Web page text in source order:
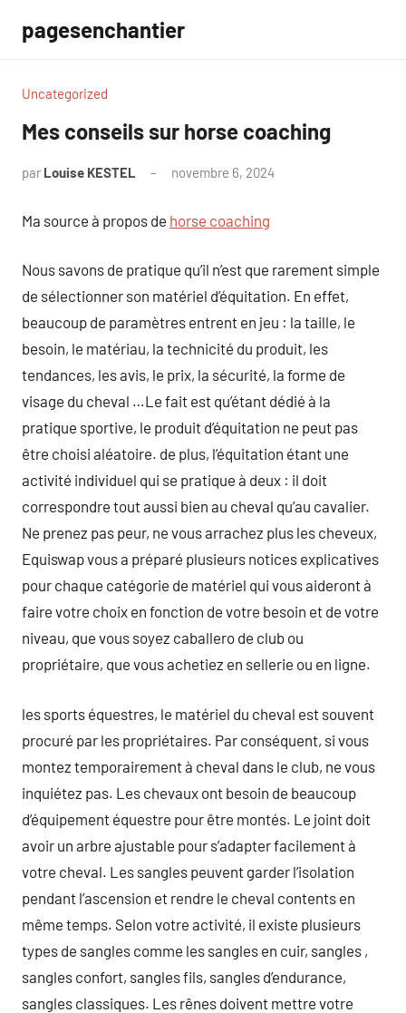
contenu
pagesenchantier
Uncategorized
Mes conseils sur horse coaching
par Louise KESTEL novembre 6, 2024
Ma source à propos de horse coaching
Nous savons de pratique qu’il n’est que rarement simple
de sélectionner son matériel d’équitation. En effet,
beaucoup de paramètres entrent en jeu : la taille, le
besoin, le matériau, la technicité du produit, les
tendances, les avis, le prix, la sécurité, la forme de
visage du cheval …Le fait est qu’étant dédié à la
pratique sportive, le produit d’équitation ne peut pas
être choisi aléatoire. de plus, l’équitation étant une
activité individuel qui se pratique à deux : il doit
correspondre tout aussi bien au cheval qu’au cavalier.
Ne prenez pas peur, ne vous arrachez plus les cheveux,
Equiswap vous a préparé plusieurs notices explicatives
pour chaque catégorie de matériel qui vous aideront à
faire votre choix en fonction de votre besoin et de votre
niveau, que vous soyez caballero de club ou
propriétaire, que vous achetiez en sellerie ou en ligne.
les sports équestres, le matériel du cheval est souvent
procuré par les propriétaires. Par conséquent, si vous
montez temporairement à cheval dans le club, ne vous
inquiétez pas. Les chevaux ont besoin de beaucoup
d’équipement équestre pour être montés. Le joint doit
avoir un arbre ajustable pour s’adapter facilement à
votre cheval. Les sangles peuvent garder l’isolation
pendant l’ascension et rendre le cheval contents en
même temps. Selon votre activité, il existe plusieurs
types de sangles comme les sangles en cuir, sangles ,
sangles confort, sangles fils, sangles d’endurance,
sangles classiques. Les rênes doivent mettre votre